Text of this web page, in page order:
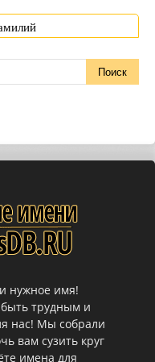
нужное имя!
трудным и
нас! Мы собрали
вам сузить круг
имена для